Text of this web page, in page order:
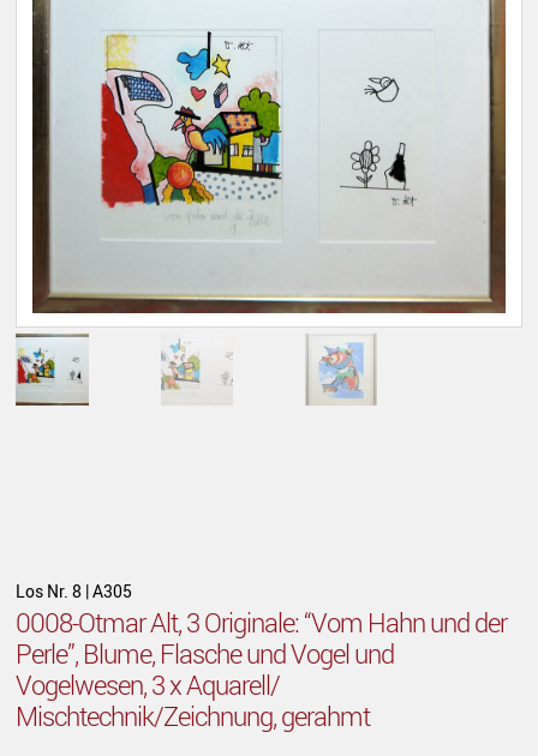
Contact
Los Nr. 8 | A305
0008-Otmar Alt, 3 Originale: “Vom Hahn und der
Perle”, Blume, Flasche und Vogel und
Vogelwesen, 3 x Aquarell/
Mischtechnik/Zeichnung, gerahmt